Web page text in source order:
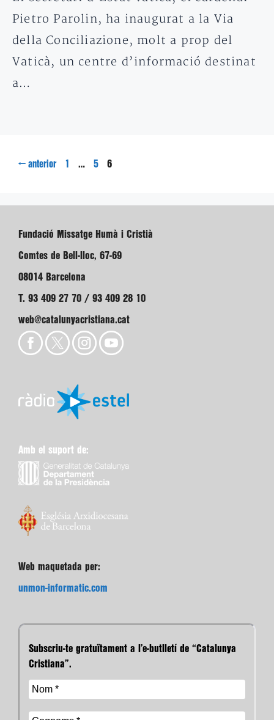
Pietro Parolin, ha inaugurat a la Via
della Conciliazione, molt a prop del
Vaticà, un centre d’informació destinat
a…
← anterior Pàgina
… Pàgina
5 Pàgina
6
Fundació Missatge Humà i Cristià
Comtes de Bell-lloc, 67-69
08014 Barcelona
T. 93 409 27 70 / 93 409 28 10
web@catalunyacristiana.cat
Amb el suport de:
Web maquetada per:
unmon-informatic.com
Subscriu-te gratuïtament a l’e-butlletí de “Catalunya
Cristiana”.